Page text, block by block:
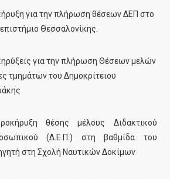
για την πλήρωση θέσεων ΔΕΠ στο
Θεσσαλονίκης.
για την πλήρωση Θέσεων μελών
τμημάτων του Δημοκρίτειου
θέσης μέλους Διδακτικού
(Δ.Ε.Π.) στη βαθμίδα του
στη Σχολή Ναυτικών Δοκίμων